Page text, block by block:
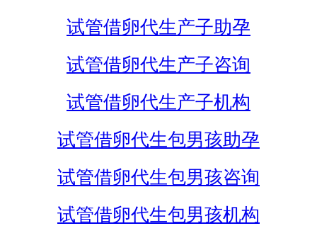
试管借卵代生产子助孕
试管借卵代生产子咨询
试管借卵代生产子机构
试管借卵代生包男孩助孕
试管借卵代生包男孩咨询
试管借卵代生包男孩机构